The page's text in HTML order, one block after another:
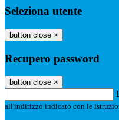
Seleziona utente
button close ×
Recupero password
button close ×
all'indirizzo indicato con le